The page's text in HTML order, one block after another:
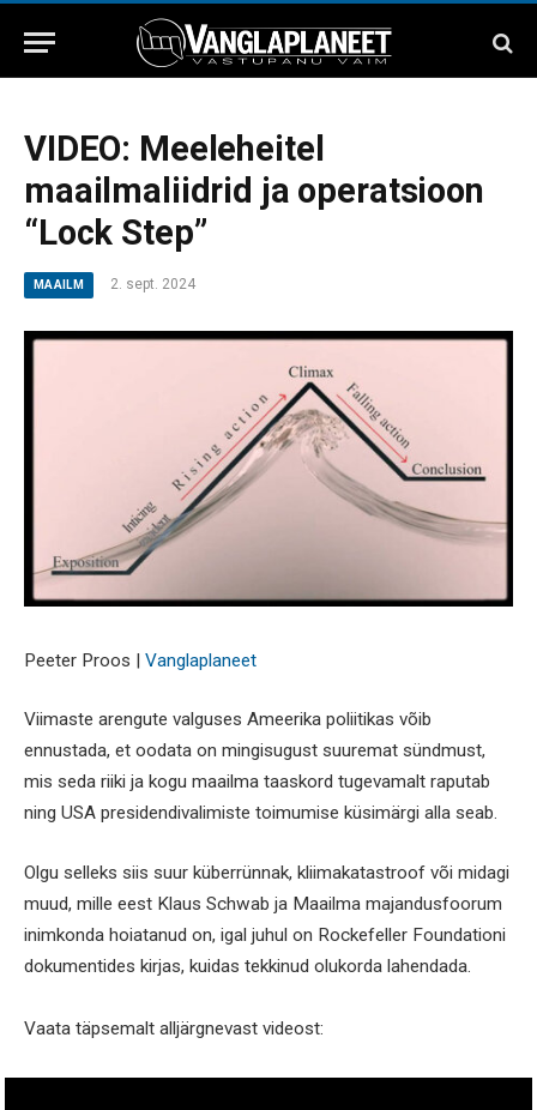
VIDEO: Meeleheitel
maailmaliidrid ja operatsioon
“Lock Step”
MAAILM 2. sept. 2024
Peeter Proos | Vanglaplaneet
Viimaste arengute valguses Ameerika poliitikas võib
ennustada, et oodata on mingisugust suuremat sündmust,
mis seda riiki ja kogu maailma taaskord tugevamalt raputab
ning USA presidendivalimiste toimumise küsimärgi alla seab.
Olgu selleks siis suur küberrünnak, kliimakatastroof või midagi
muud, mille eest Klaus Schwab ja Maailma majandusfoorum
inimkonda hoiatanud on, igal juhul on Rockefeller Foundationi
dokumentides kirjas, kuidas tekkinud olukorda lahendada.
Vaata täpsemalt alljärgnevast videost: